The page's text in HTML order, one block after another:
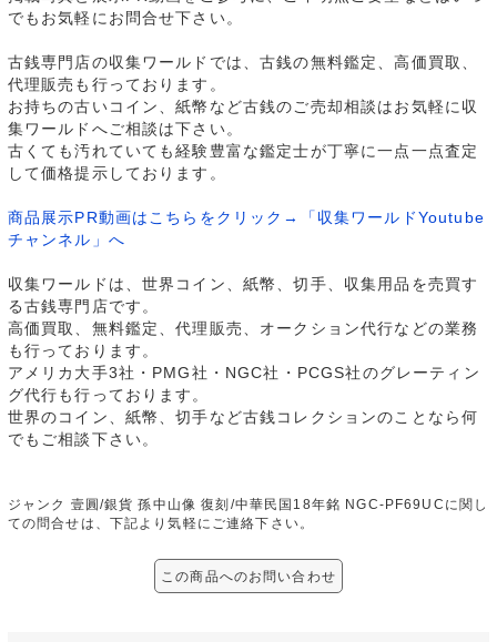
でもお気軽にお問合せ下さい。
古銭専門店の収集ワールドでは、古銭の無料鑑定、高価買取、
代理販売も行っております。
お持ちの古いコイン、紙幣など古銭のご売却相談はお気軽に収
集ワールドへご相談は下さい。
古くても汚れていても経験豊富な鑑定士が丁寧に一点一点査定
して価格提示しております。
商品展示PR動画はこちらをクリック→「収集ワールドYoutube
チャンネル」へ
収集ワールドは、世界コイン、紙幣、切手、収集用品を売買す
る古銭専門店です。
高価買取、無料鑑定、代理販売、オークション代行などの業務
も行っております。
アメリカ大手3社・PMG社・NGC社・PCGS社のグレーティン
グ代行も行っております。
世界のコイン、紙幣、切手など古銭コレクションのことなら何
でもご相談下さい。
ジャンク 壹圓/銀貨 孫中山像 復刻/中華民国18年銘 NGC-PF69UCに関し
ての問合せは、下記より気軽にご連絡下さい。
この商品へのお問い合わせ